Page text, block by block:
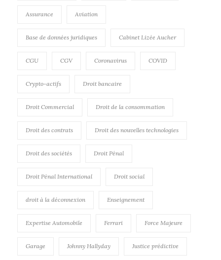
Assurance Aviation
Base de données juridiques Cabinet Lizée Aucher
CGU CGV Coronavirus COVID
Crypto-actifs Droit bancaire
Droit Commercial Droit de la consommation
Droit des contrats Droit des nouvelles technologies
Droit des sociétés Droit Pénal
Droit Pénal International Droit social
droit à la déconnexion Enseignement
Expertise Automobile Ferrari Force Majeure
Garage Johnny Hallyday Justice prédictive